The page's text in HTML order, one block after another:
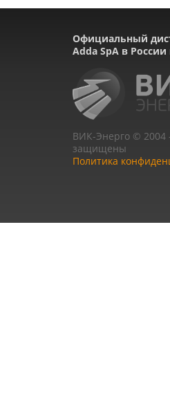
Официальный
Adda SpA в
ВИК-Энерго © 2004
защищены
Политика